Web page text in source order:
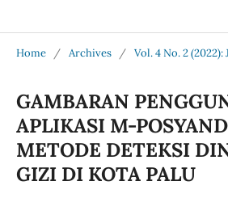
Home / Archives / Vol. 4 No. 2 (2022):
GAMBARAN
APLIKASI M-
METODE DETEKSI
GIZI DI KOTA PALU